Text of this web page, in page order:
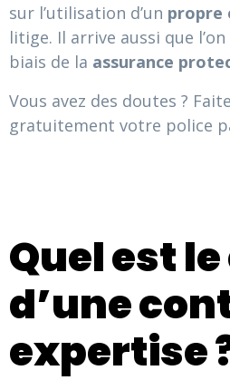
sur l’utilisation d’un propre
litige. Il arrive aussi que
biais de la assurance
Vous avez des doutes ?
gratuitement votre police
Quel est
d’une
expertise